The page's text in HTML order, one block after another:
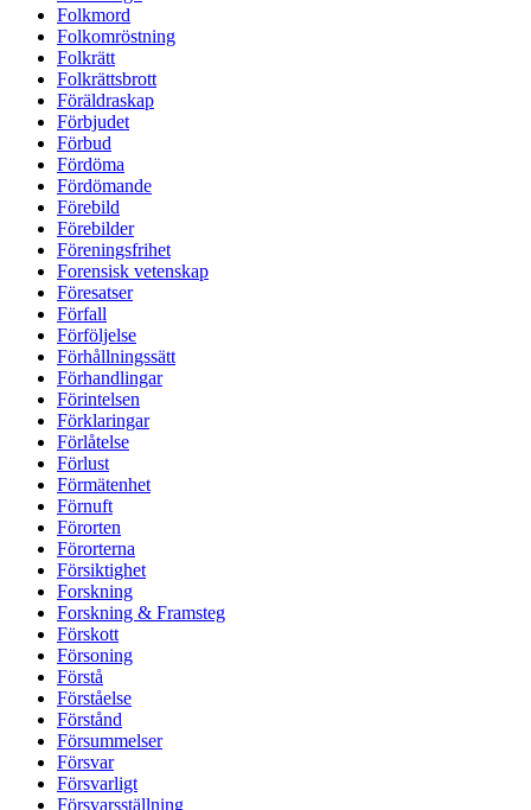
Folkmord
Folkomröstning
Folkrätt
Folkrättsbrott
Föräldraskap
Förbjudet
Förbud
Fördöma
Fördömande
Förebild
Förebilder
Föreningsfrihet
Forensisk vetenskap
Föresatser
Förfall
Förföljelse
Förhållningssätt
Förhandlingar
Förintelsen
Förklaringar
Förlåtelse
Förlust
Förmätenhet
Förnuft
Förorten
Förorterna
Försiktighet
Forskning
Forskning & Framsteg
Förskott
Försoning
Förstå
Förståelse
Förstånd
Försummelser
Försvar
Försvarligt
Försvarsställning